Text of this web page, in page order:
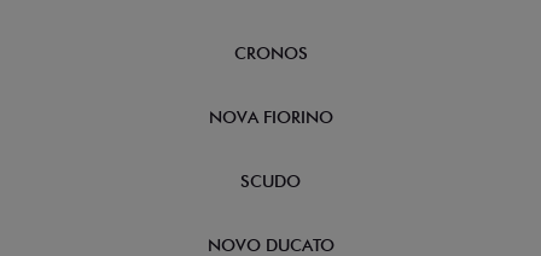
CRONOS
NOVA FIORINO
SCUDO
NOVO DUCATO